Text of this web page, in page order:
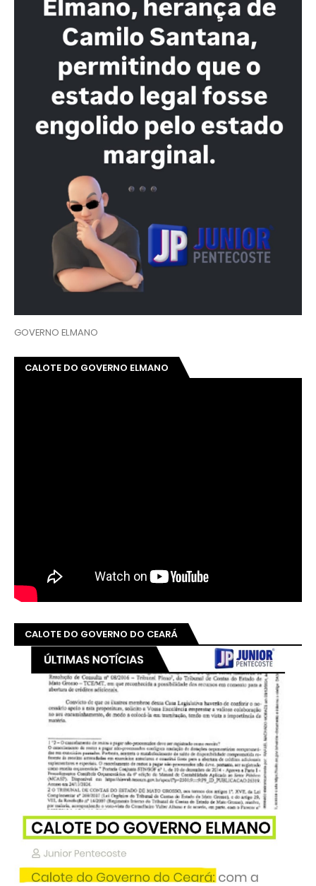
GOVERNO ELMANO
CALOTE DO GOVERNO ELMANO
CALOTE DO GOVERNO DO CEARÁ